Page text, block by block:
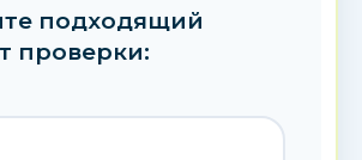
подходящий
проверки: